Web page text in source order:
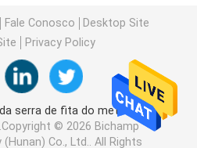
da serra de fita
da serra de fita
da serra de fita
Fale Conosco
Desktop Site
Privacy Policy
serra de fita do metal do
© 2026 Bichamp
Co., Ltd.. All Rights